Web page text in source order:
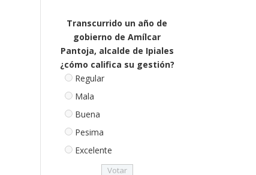
Transcurrido un año de
gobierno de Amílcar
Pantoja, alcalde de Ipiales
¿cómo califica su gestión?
Regular
Mala
Buena
Pesima
Excelente